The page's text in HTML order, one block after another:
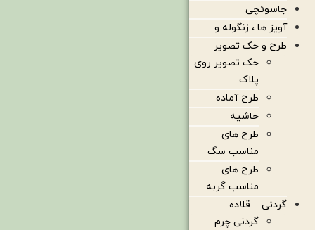
جاسوئچی
آویز ها ، زنگوله و…
طرح و حک تصویر
حک تصویر روی
پلاک
طرح آماده
حاشیه
طرح های
مناسب سگ
طرح های
مناسب گربه
گردنی – قلاده
گردنی چرم